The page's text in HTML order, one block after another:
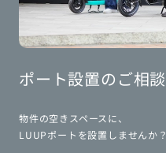
ポート設置のご相談
物件の空きスペースに、
LUUPポートを設置しませんか？